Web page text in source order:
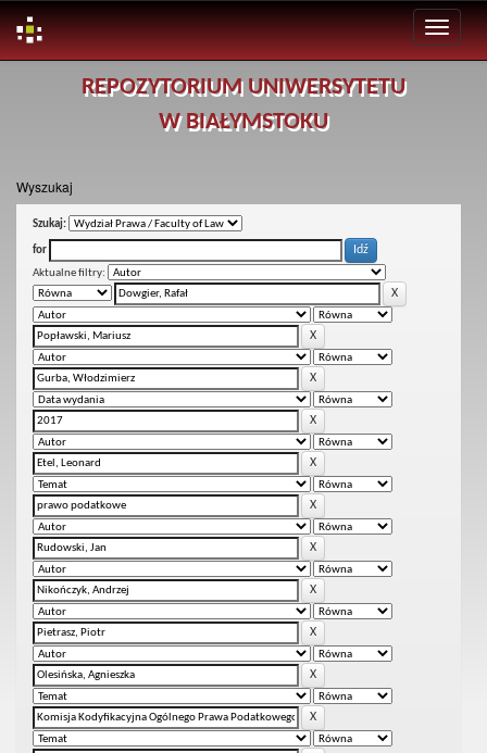
REPOZYTORIUM UNIWERSYTETU
W BIAŁYMSTOKU
Wyszukaj
Szukaj:
for
Aktualne filtry: